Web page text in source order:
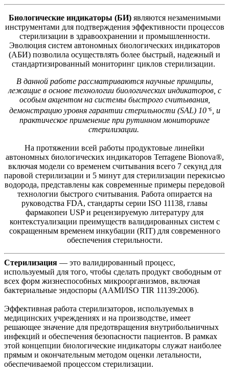
Биологические индикаторы (БИ)являются незаменимыми
инструментами для подтверждения эффективности процессов
стерилизации в здравоохранении и промышленности.
Эволюция систем автономных биологических индикаторов
(АБИ) позволила осуществлять более быстрый, надежный и
стандартизированный мониторинг циклов стерилизации.
В данной работе рассматриваются научные принципы,
лежащие в основе технологии биологических индикаторов, с
особым акцентом на системы быстрого считывания,
демонстрацию уровня гарантии стерильности (SAL) 10⁻⁶, и
практическое применение при рутинном мониторинге
стерилизации.
На протяжении всей работы продуктовые линейки
автономных биологических индикаторов Terragene Bionova®,
включая модели со временем считывания всего 7 секунд для
паровой стерилизации и 5 минут для стерилизации перекисью
водорода, представлены как современные примеры передовой
технологии быстрого считывания. Работа опирается на
руководства FDA, стандарты серии ISO 11138, главы
фармакопеи USP и рецензируемую литературу для
контекстуализации преимуществ валидированных систем с
сокращенным временем инкубации (RIT) для современного
обеспечения стерильности.
Стерилизация — это валидированный процесс,
используемый для того, чтобы сделать продукт свободным от
всех форм жизнеспособных микроорганизмов, включая
бактериальные эндоспоры (AAMI/ISO TIR 11139:2006).
Эффективная работа стерилизаторов, используемых в
медицинских учреждениях и на производстве, имеет
решающее значение для предотвращения внутрибольничных
инфекций и обеспечения безопасности пациентов. В рамках
этой концепции биологические индикаторы служат наиболее
прямым и окончательным методом оценки летальности,
обеспечиваемой процессом стерилизации.